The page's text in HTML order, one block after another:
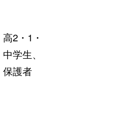
高2・1・
中学生、
保護者